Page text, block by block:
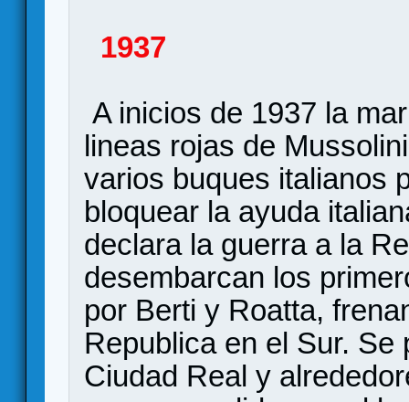
1937
A inicios de 1937 la
lineas rojas de
varios buques italianos
bloquear la ayuda
declara la guerra a la
desembarcan los
por Berti y Roatta,
Republica en el Sur.
Ciudad Real y